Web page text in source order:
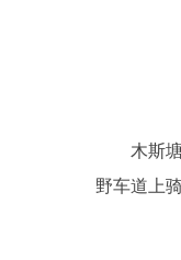
木斯
野车道上